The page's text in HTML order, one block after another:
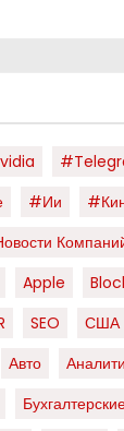
#ии
Apple
SEO
США
Авто